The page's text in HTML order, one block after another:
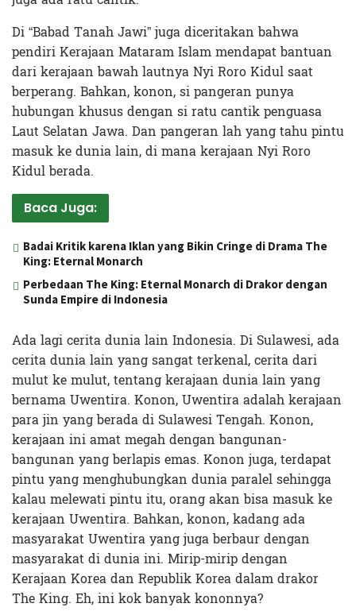
Di “Babad Tanah Jawi” juga diceritakan bahwa
pendiri Kerajaan Mataram Islam mendapat bantuan
dari kerajaan bawah lautnya Nyi Roro Kidul saat
berperang. Bahkan, konon, si pangeran punya
hubungan khusus dengan si ratu cantik penguasa
Laut Selatan Jawa. Dan pangeran lah yang tahu pintu
masuk ke dunia lain, di mana kerajaan Nyi Roro
Kidul berada.
Baca Juga:
Badai Kritik karena Iklan yang Bikin Cringe di Drama The
King: Eternal Monarch
Perbedaan The King: Eternal Monarch di Drakor dengan
Sunda Empire di Indonesia
Ada lagi cerita dunia lain Indonesia. Di Sulawesi, ada
cerita dunia lain yang sangat terkenal, cerita dari
mulut ke mulut, tentang kerajaan dunia lain yang
bernama Uwentira. Konon, Uwentira adalah kerajaan
para jin yang berada di Sulawesi Tengah. Konon,
kerajaan ini amat megah dengan bangunan-
bangunan yang berlapis emas. Konon juga, terdapat
pintu yang menghubungkan dunia paralel sehingga
kalau melewati pintu itu, orang akan bisa masuk ke
kerajaan Uwentira. Bahkan, konon, kadang ada
masyarakat Uwentira yang juga berbaur dengan
masyarakat di dunia ini. Mirip-mirip dengan
Kerajaan Korea dan Republik Korea dalam drakor
The King. Eh, ini kok banyak kononnya?